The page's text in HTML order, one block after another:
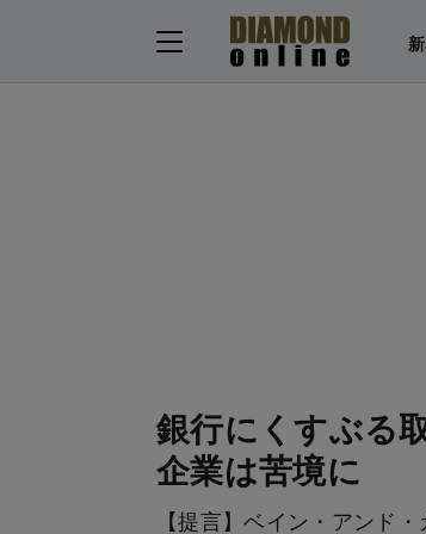
銀行にくすぶる
企業は苦境に
【提言】ベイン・アンド